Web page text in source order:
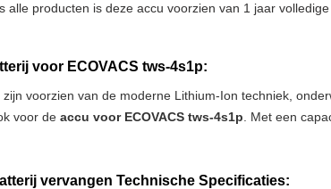
alle producten is deze accu voorzien van 1 jaar
voor ECOVACS tws-4s1p:
voorzien van de moderne Lithium-Ion techniek,
voor de accu voor ECOVACS tws-4s1p . Met een
vervangen Technische Specificaties: